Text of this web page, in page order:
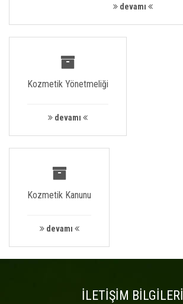
devamı
Kozmetik Yönetmeliği
devamı
Kozmetik Kanunu
devamı
İLETİŞİM BİLGİLERİ